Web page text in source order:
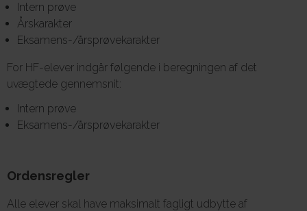
Intern prøve
Årskarakter
Eksamens-/årsprøvekarakter
For HF-elever indgår følgende i beregningen af det
uvægtede gennemsnit:
Intern prøve
Eksamens-/årsprøvekarakter
Ordensregler
Alle elever skal have maksimalt fagligt udbytte af